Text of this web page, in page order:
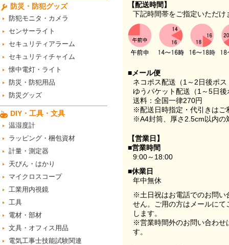
防災・防犯グッズ
防犯モニタ・カメラ
センサーライト
セキュリティアラーム
セキュリティチャイム
懐中電灯・ライト
防災・防犯用品
防災グッズ
DIY・工具・文具
温湿度計
ラッピング・梱包資材
計量・測定器
天びん・はかり
マイクロスコープ
工業用内視鏡
工具
電材・部材
文具・オフィス用品
電気工事士技能試験関連
【配送時間】
下記時間帯をご指定いただけ
■メール便
ネコポス配送（1～2日後ポ
ゆうパケット配送（1～5日
送料：全国一律270円
※配送日時指定・代引きはご
※A4封筒、厚さ2.5cm以内の
【営業日】
■営業時間
9:00～18:00
■休業日
年中無休
※土日祝はお電話でのお問い
せん。ご用の方はメールに
します。
※営業時間外のお問い合わせ
す。